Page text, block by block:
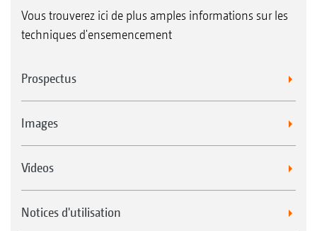
Vous trouverez ici de plus amples informations sur les
techniques d'ensemencement
Prospectus
Images
Videos
Notices d'utilisation